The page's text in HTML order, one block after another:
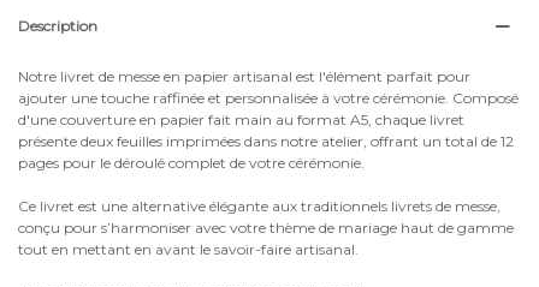
Description
Notre livret de messe en papier artisanal est l'élément parfait pour
ajouter une touche raffinée et personnalisée à votre cérémonie. Composé
d'une couverture en papier fait main au format A5, chaque livret
présente deux feuilles imprimées dans notre atelier, offrant un total de 12
pages pour le déroulé complet de votre cérémonie.
Ce livret est une alternative élégante aux traditionnels livrets de messe,
conçu pour s’harmoniser avec votre thème de mariage haut de gamme
tout en mettant en avant le savoir-faire artisanal.